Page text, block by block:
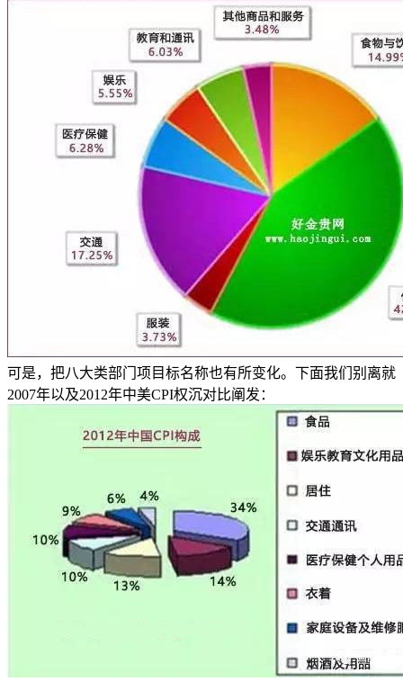
可是，把八大类部门项目标名称也有所变化。下面我们别离就
2007年以及2012年中美CPI权沉对比阐发：